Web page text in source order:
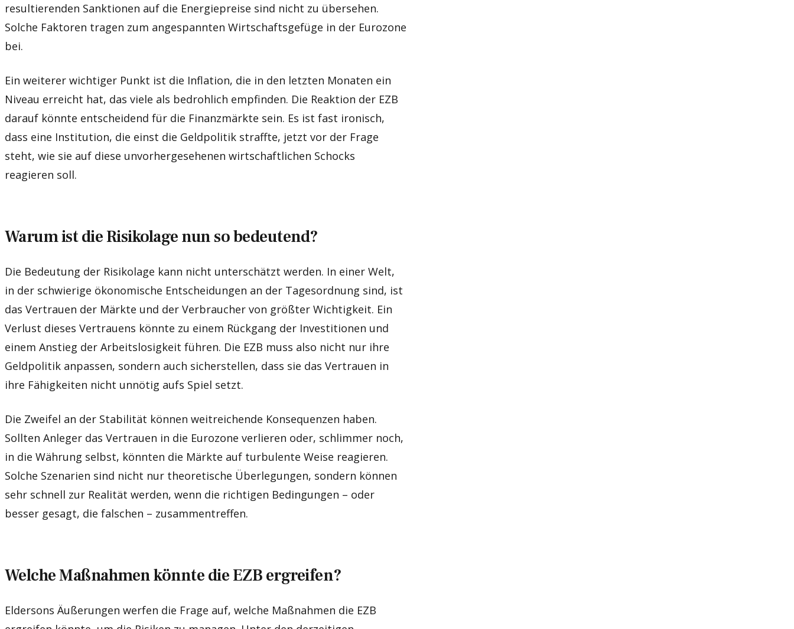
resultierenden Sanktionen auf die Energiepreise sind nicht zu übersehen.
Solche Faktoren tragen zum angespannten Wirtschaftsgefüge in der Eurozone
bei.
Ein weiterer wichtiger Punkt ist die Inflation, die in den letzten Monaten ein
Niveau erreicht hat, das viele als bedrohlich empfinden. Die Reaktion der EZB
darauf könnte entscheidend für die Finanzmärkte sein. Es ist fast ironisch,
dass eine Institution, die einst die Geldpolitik straffte, jetzt vor der Frage
steht, wie sie auf diese unvorhergesehenen wirtschaftlichen Schocks
reagieren soll.
Warum ist die Risikolage nun so bedeutend?
Die Bedeutung der Risikolage kann nicht unterschätzt werden. In einer Welt,
in der schwierige ökonomische Entscheidungen an der Tagesordnung sind, ist
das Vertrauen der Märkte und der Verbraucher von größter Wichtigkeit. Ein
Verlust dieses Vertrauens könnte zu einem Rückgang der Investitionen und
einem Anstieg der Arbeitslosigkeit führen. Die EZB muss also nicht nur ihre
Geldpolitik anpassen, sondern auch sicherstellen, dass sie das Vertrauen in
ihre Fähigkeiten nicht unnötig aufs Spiel setzt.
Die Zweifel an der Stabilität können weitreichende Konsequenzen haben.
Sollten Anleger das Vertrauen in die Eurozone verlieren oder, schlimmer noch,
in die Währung selbst, könnten die Märkte auf turbulente Weise reagieren.
Solche Szenarien sind nicht nur theoretische Überlegungen, sondern können
sehr schnell zur Realität werden, wenn die richtigen Bedingungen – oder
besser gesagt, die falschen – zusammentreffen.
Welche Maßnahmen könnte die EZB ergreifen?
Eldersons Äußerungen werfen die Frage auf, welche Maßnahmen die EZB